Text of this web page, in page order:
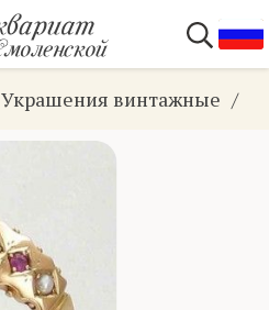
Украшения винтажные